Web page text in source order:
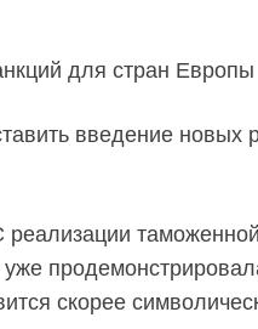
введение новых
скорее